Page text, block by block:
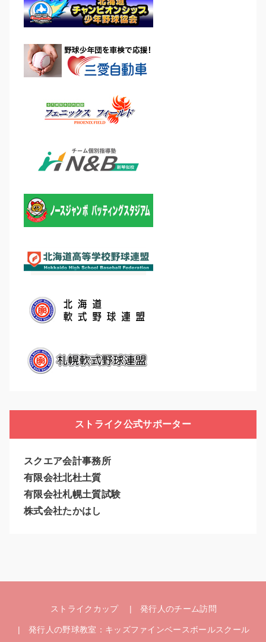
ストライク公式サポーター
スクエア会計事務所
有限会社北杜土質
有限会社札幌土質試験
株式会社たかはし
ストライクカップ 発行人のチーム訪問
発行人の野球教室：キッズファインベースボールスクール